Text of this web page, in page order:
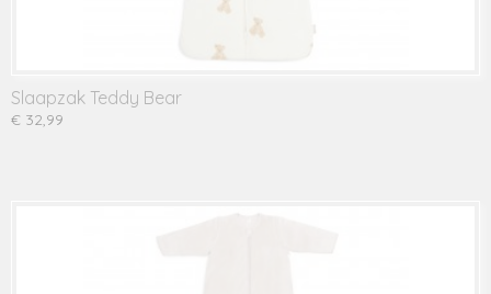
Slaapzak Teddy Bear
€ 32,99